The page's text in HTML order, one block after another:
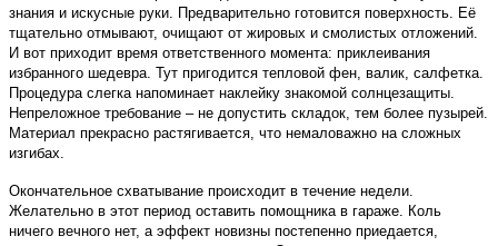
знания и искусные руки. Предварительно готовится поверхность. Её
тщательно отмывают, очищают от жировых и смолистых отложений.
И вот приходит время ответственного момента: приклеивания
избранного шедевра. Тут пригодится тепловой фен, валик, салфетка.
Процедура слегка напоминает наклейку знакомой солнцезащиты.
Непреложное требование – не допустить складок, тем более пузырей.
Материал прекрасно растягивается, что немаловажно на сложных
изгибах.
Окончательное схватывание происходит в течение недели.
Желательно в этот период оставить помощника в гараже. Коль
ничего вечного нет, а эффект новизны постепенно приедается,